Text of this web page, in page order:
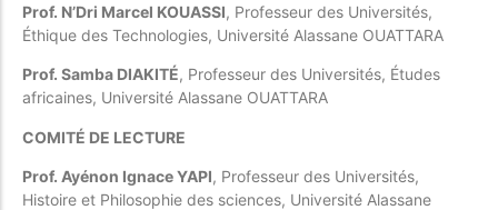
Prof. N’Dri Marcel KOUASSI, Professeur des Universités,
Éthique des Technologies, Université Alassane OUATTARA
Prof. Samba DIAKITÉ, Professeur des Universités, Études
africaines, Université Alassane OUATTARA
COMITÉ DE LECTURE
Prof. Ayénon Ignace YAPI, Professeur des Universités,
Histoire et Philosophie des sciences, Université Alassane